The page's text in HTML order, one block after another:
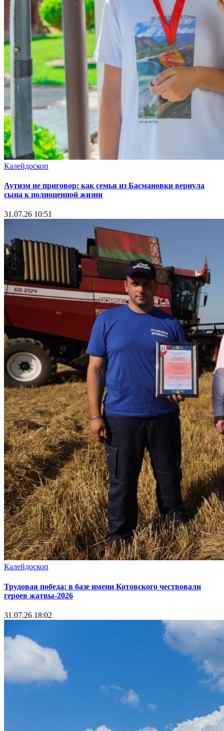
Калейдоскоп
Аутизм не приговор: как семья из Басмановки вернула
сына к полноценной жизни
31.07.26 10:51
Калейдоскоп
Трудовая победа: в базе имени Котовского чествовали
героев жатвы-2026
31.07.26 18:02